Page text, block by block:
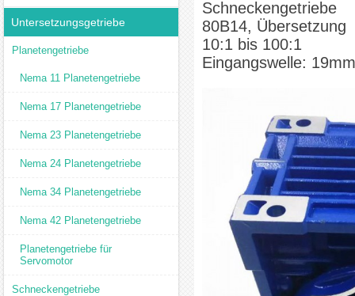
Untersetzungsgetriebe
Planetengetriebe
Nema 11 Planetengetriebe
Nema 17 Planetengetriebe
Nema 23 Planetengetriebe
Nema 24 Planetengetriebe
Nema 34 Planetengetriebe
Nema 42 Planetengetriebe
Planetengetriebe für
Servomotor
Schneckengetriebe
Schneckengetriebe
80B14, Übersetzung
10:1 bis 100:1
Eingangswelle: 19mm